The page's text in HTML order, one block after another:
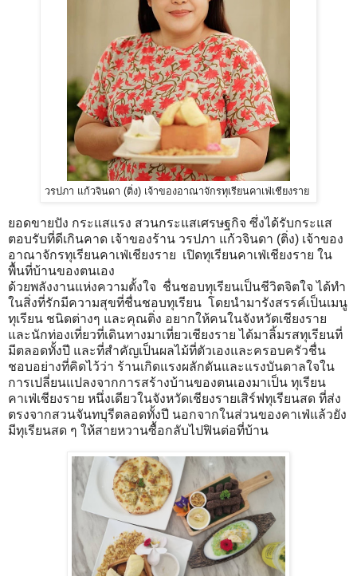
วรปภา แก้วจินดา (ติ่ง) เจ้าของอาณาจักรทุเรียนคาเฟ่เชียงราย
ยอดขายปัง กระแสแรง สวนกระแสเศรษฐกิจ ซึ่งได้รับกระแส
ตอบรับที่ดีเกินคาด เจ้าของร้าน วรปภา แก้วจินดา (ติ่ง) เจ้าของ
อาณาจักรทุเรียนคาเฟ่เชียงราย เปิดทุเรียนคาเฟ่เชียงราย ใน
พื้นที่บ้านของตนเอง
ด้วยพลังงานแห่งความตั้งใจ ชื่นชอบทุเรียนเป็นชีวิตจิตใจ ได้ทำ
ในสิ่งที่รักมีความสุขที่ชื่นชอบทุเรียน โดยนำมารังสรรค์เป็นเมนู
ทุเรียน ชนิดต่างๆ และคุณติ่ง อยากให้คนในจังหวัดเชียงราย
และนักท่องเที่ยวที่เดินทางมาเที่ยวเชียงราย ได้มาลิ้มรสทุเรียนที่
มีตลอดทั้งปี และที่สำคัญเป็นผลไม้ที่ตัวเองและครอบครัวชื่น
ชอบอย่างที่คิดไว้ว่า ร้านเกิดแรงผลักดันและแรงบันดาลใจใน
การเปลี่ยนแปลงจากการสร้างบ้านของตนเองมาเป็น ทุเรียน
คาเฟ่เชียงราย หนึ่งเดียวในจังหวัดเชียงรายเสิร์ฟทุเรียนสด ที่ส่ง
ตรงจากสวนจันทบุรีตลอดทั้งปี นอกจากในส่วนของคาเฟ่แล้วยัง
มีทุเรียนสด ๆ ให้สายหวานซื้อกลับไปฟินต่อที่บ้าน